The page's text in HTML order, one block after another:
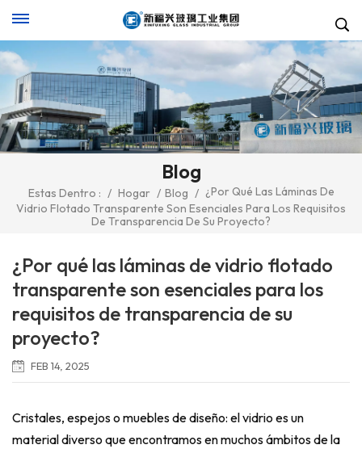
Blog
Estas Dentro : / Hogar / Blog / ¿Por Qué Las Láminas De
Vidrio Flotado Transparente Son Esenciales Para Los Requisitos
De Transparencia De Su Proyecto?
¿Por qué las láminas de vidrio flotado
transparente son esenciales para los
requisitos de transparencia de su
proyecto?
FEB 14, 2025
Cristales, espejos o muebles de diseño: el vidrio es un
material diverso que encontramos en muchos ámbitos de la